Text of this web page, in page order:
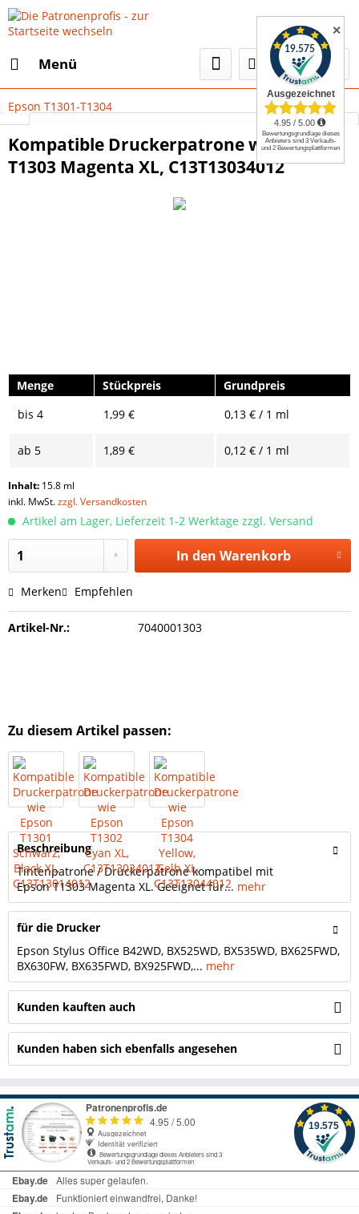
Menü
Select Language▼
Epson T1301-T1304
Kompatible Druckerpatrone wie Epson
T1303 Magenta XL, C13T13034012
Menge Stückpreis
Grundpreis
bis 4 1,99 € 0,13 € / 1 ml
ab 5 1,89 € 0,12 € / 1 ml
Inhalt: 15.8 ml
inkl. MwSt.zzgl. Versandkosten
Artikel am Lager, Lieferzeit 1-2 Werktage zzgl. Versand
In den Warenkorb
Merken Empfehlen
Artikel-Nr.: 7040001303
Zu diesem Artikel passen:
Beschreibung
Tintenpatrone / Druckerpatrone kompatibel mit
Epson T1303 Magenta XL. Geeignet für... mehr
für die Drucker
Epson Stylus Office B42WD, BX525WD, BX535WD, BX625FWD,
BX630FW, BX635FWD, BX925FWD,... mehr
Kunden kauften auch
Kunden haben sich ebenfalls angesehen
✕